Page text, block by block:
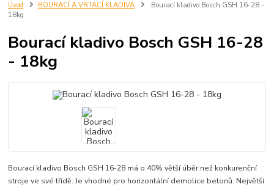
Úvod BOURACÍ A VRTACÍ KLADIVA
Bourací kladivo Bosch GSH 16-28 -
18kg
Bourací kladivo Bosch GSH 16-28
- 18kg
Bourací kladivo Bosch GSH 16-28 má o 40% větší úběr než konkurenční
stroje ve své třídě. Je vhodné pro horizontální demolice betonů. Největší